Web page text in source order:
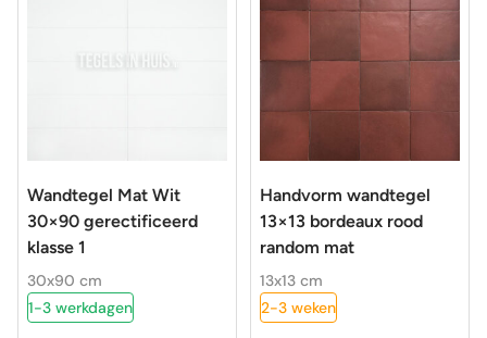
Wandtegel Mat Wit
30×90 gerectificeerd
klasse 1
30x90 cm
1-3 werkdagen
Handvorm wandtegel
13×13 bordeaux rood
random mat
13x13 cm
2-3 weken